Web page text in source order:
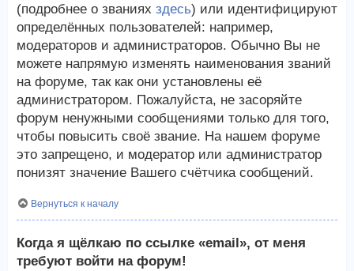
(подробнее о званиях здесь) или идентифицируют
определённых пользователей: например,
модераторов и администраторов. Обычно Вы не
можете напрямую изменять наименования званий
на форуме, так как они установлены её
администратором. Пожалуйста, не засоряйте
форум ненужными сообщениями только для того,
чтобы повысить своё звание. На нашем форуме
это запрещено, и модератор или администратор
понизят значение Вашего счётчика сообщений.
Вернуться к началу
Когда я щёлкаю по ссылке «email», от меня
требуют войти на форум!